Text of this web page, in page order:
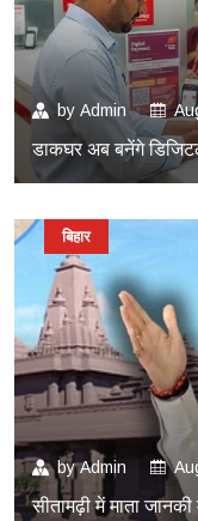
by Admin
डाकघर अब बनेंगे
byAdmin
सीतामढ़ी में माता
बिहार